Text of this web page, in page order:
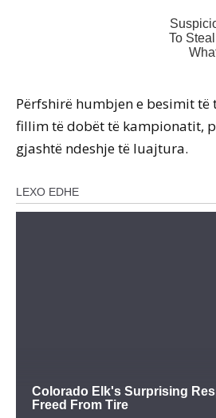
Përfshirë humbjen e besimit të
fillim të dobët të kampionatit,
gjashtë ndeshje të luajtura.